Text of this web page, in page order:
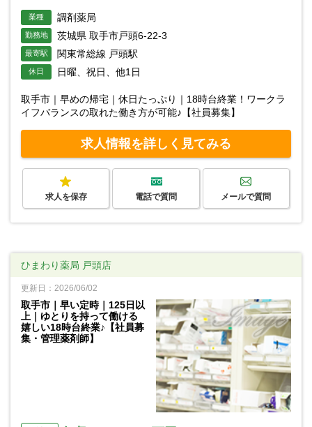
業種 調剤薬局
勤務地 茨城県 取手市戸頭6-22-3
最寄駅 関東常総線 戸頭駅
休日 日曜、祝日、他1日
取手市｜早めの帰宅｜休日たっぷり｜18時台終業！ワークラ
イフバランスの取れた働き方が可能♪【社員募集】
求人情報を詳しく見てみる
求人を保存 電話で質問 メールで質問
ひまわり薬局 戸頭店
更新日：2026/06/02
取手市｜早い定時｜125日以
上｜ゆとりを持って働ける
嬉しい18時台終業♪【社員募
集・管理薬剤師】